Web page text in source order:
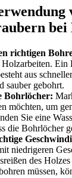
richtigen
Ein
aus
sauber gebohrt.
Bohrlöcher:
möchten, um
Sie eine
die Bohrlöcher
niedrigeren
des
müssen,